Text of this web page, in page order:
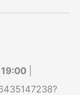
19:00|